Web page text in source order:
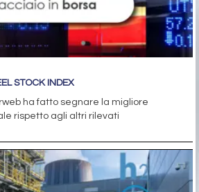
STOCK INDEX
ha fatto segnare la migliore
rispetto agli altri rilevati